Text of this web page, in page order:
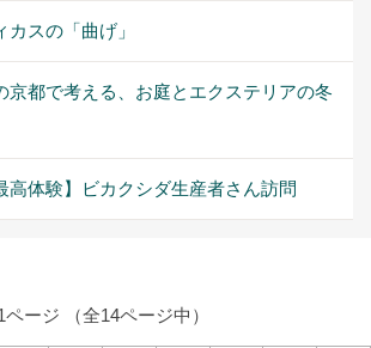
カスの「曲げ」
京都で考える、お庭とエクステリアの冬
高体験】ビカクシダ生産者さん訪問
ページ （全14ページ中）